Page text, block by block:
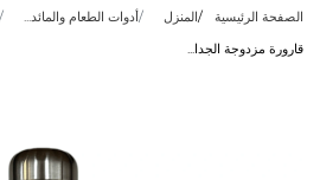
الصفحة الرئيسية المنزل أدوات الطعام والمائد...
قارورة مزدوجة الجدا...